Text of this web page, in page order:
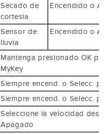
Secado de
cortesía
Encendido o
Sensor de
lluvia
Encendido o
Mantenga presionado OK
MyKey
Siempre encend. o Selecc.
Siempre encend. o Selecc.
Seleccione la velocidad
Apagado